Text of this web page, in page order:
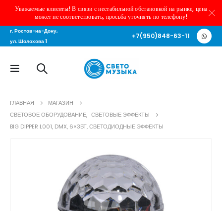
Уважаемые клиенты! В связи с нестабильной обстановкой на рынке, цена
может не соответствовать, просьба уточнять по телефону!
г. Ростов-на-Дону,
ул. Шолохова 1
+7(950)848-63-11
ГЛАВНАЯ
МАГАЗИН
СВЕТОВОЕ ОБОРУДОВАНИЕ, СВЕТОВЫЕ ЭФФЕКТЫ
BIG DIPPER L001, DMX, 6×3ВТ, СВЕТОДИОДНЫЕ ЭФФЕКТЫ